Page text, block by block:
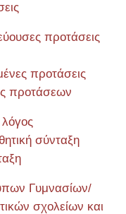
προτάσεις
προτάσεις
προτάσεων
σύνταξη
Γυμνασίων/
σχολείων και